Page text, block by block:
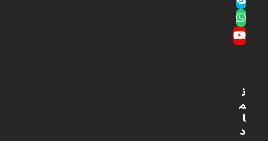
Skype
Whatsapp
YouTube
ن
م
ا
د